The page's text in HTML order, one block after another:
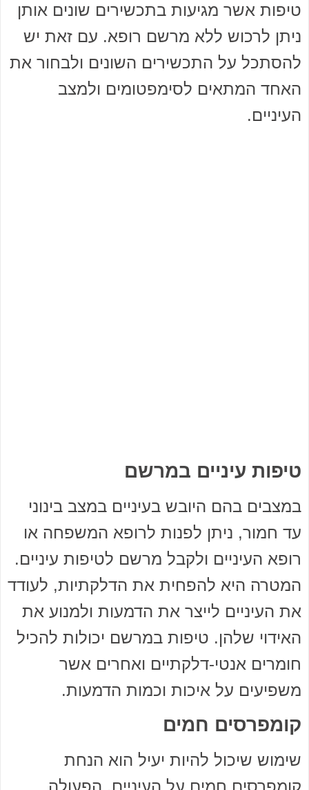
טיפות אשר מגיעות בתכשירים שונים אותן
ניתן לרכוש ללא מרשם רופא. עם זאת יש
להסתכל על התכשירים השונים ולבחור את
האחד המתאים לסימפטומים ולמצב
העיניים.
טיפות עיניים במרשם
במצבים בהם היובש בעיניים במצב בינוני
עד חמור, ניתן לפנות לרופא המשפחה או
רופא העיניים ולקבל מרשם לטיפות עיניים.
המטרה היא להפחית את הדלקתיות, לעודד
את העיניים לייצר את הדמעות ולמנוע את
האידוי שלהן. טיפות במרשם יכולות להכיל
חומרים אנטי-דלקתיים ואחרים אשר
משפיעים על איכות וכמות הדמעות.
קומפרסים חמים
שימוש שיכול להיות יעיל הוא הנחת